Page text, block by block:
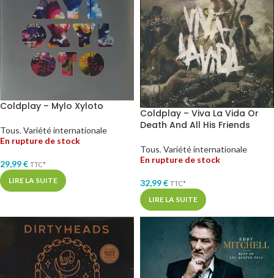
Coldplay – Mylo Xyloto
Tous, Variété internationale
En rupture de stock
29,99€ TTC*
LIRE LA SUITE
Coldplay – Viva La Vida Or
Death And All His Friends
Tous, Variété internationale
En rupture de stock
32,99€ TTC*
LIRE LA SUITE